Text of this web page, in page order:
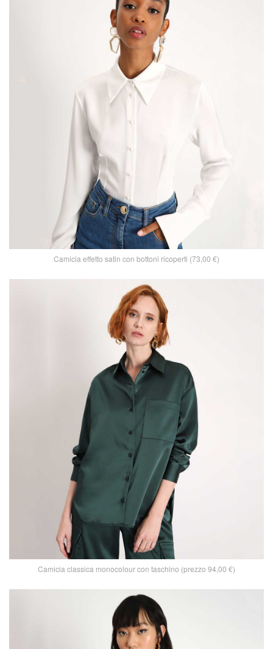
Camicia effetto satin con bottoni ricoperti (73,00 €)
Camicia classica monocolour con taschino (prezzo 94,00 €)